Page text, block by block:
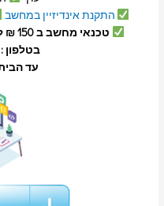
התקנת אינדיזיין במחשב
טכנאי מחשב ב 150 ₪ לשעה!
בטלפון
עד הבית 24/7